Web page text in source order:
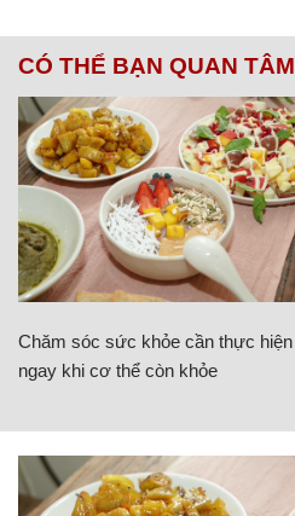
CÓ THỂ BẠN QUAN TÂM
Chăm sóc sức khỏe cần thực hiện
ngay khi cơ thể còn khỏe